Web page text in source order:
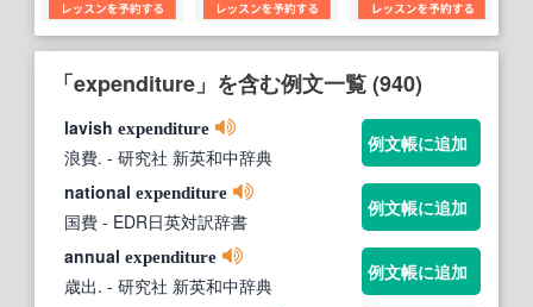
「expenditure」を含む例文一覧 (940)
lavish expenditure
浪費. - 研究社 新英和中辞典
例文帳に追加
national expenditure
国費 - EDR日英対訳辞書
例文帳に追加
annual expenditure
歳出. - 研究社 新英和中辞典
例文帳に追加